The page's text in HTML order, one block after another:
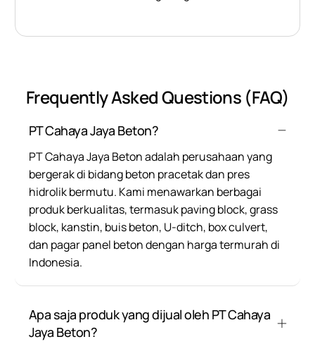
Frequently Asked Questions (FAQ)
PT Cahaya Jaya Beton?
PT Cahaya Jaya Beton adalah perusahaan yang
bergerak di bidang beton pracetak dan pres
hidrolik bermutu. Kami menawarkan berbagai
produk berkualitas, termasuk paving block, grass
block, kanstin, buis beton, U-ditch, box culvert,
dan pagar panel beton dengan harga termurah di
Indonesia.
Apa saja produk yang dijual oleh PT Cahaya
Jaya Beton?